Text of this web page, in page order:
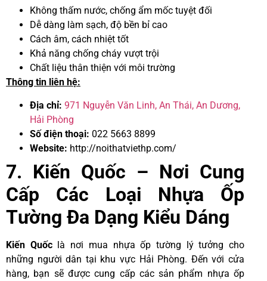
Không thấm nước, chống ẩm mốc tuyệt đối
Dễ dàng làm sạch, độ bền bỉ cao
Cách âm, cách nhiệt tốt
Khả năng chống cháy vượt trội
Chất liệu thân thiện với môi trường
Thông tin liên hệ:
Địa chỉ: 971 Nguyễn Văn Linh, An Thái, An Dương,
Hải Phòng
Số điện thoại: 022 5663 8899
Website: http://noithatviethp.com/
7. Kiến Quốc – Nơi Cung
Cấp Các Loại Nhựa Ốp
Tường Đa Dạng Kiểu Dáng
Kiến Quốc là nơi mua nhựa ốp tường lý tưởng cho
những người dân tại khu vực Hải Phòng. Đến với cửa
hàng, bạn sẽ được cung cấp các sản phẩm nhựa ốp